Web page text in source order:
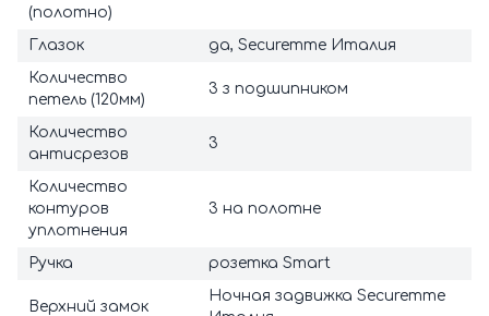
(полотно)
Глазок
да, Securemme Италия
Количество
петель (120мм)
3 з подшипником
Количество
антисрезов
3
Количество
контуров
уплотнения
3 на полотне
Ручка розетка Smart
Верхний замок
Ночная задвижка Securemme